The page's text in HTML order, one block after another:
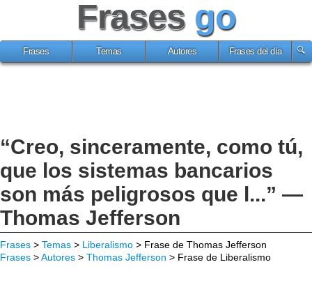
Frases go
Frases Temas Autores Frases del día
“Creo, sinceramente, como tú,
que los sistemas bancarios
son más peligrosos que l...” —
Thomas Jefferson
Frases > Temas > Liberalismo > Frase de Thomas Jefferson
Frases >Autores > Thomas Jefferson > Frase de Liberalismo